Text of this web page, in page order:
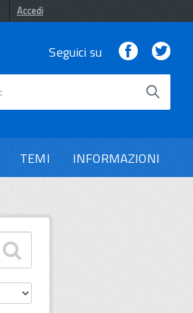
Accedi
Seguici su Facebook
TEMI INFORMAZIONI